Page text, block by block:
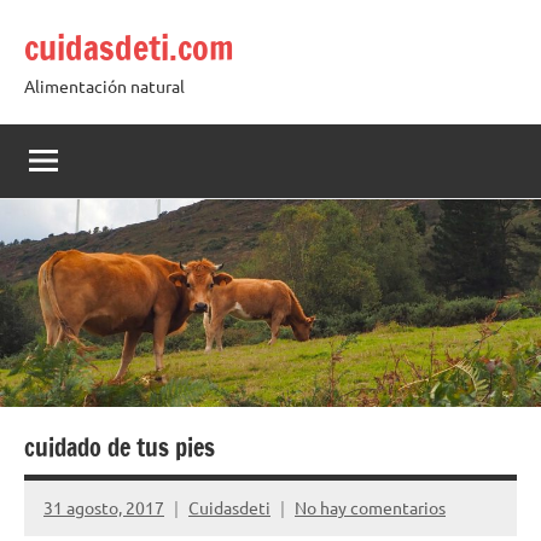
contenido
cuidasdeti.com
Alimentación natural
cuidado de tus pies
31 agosto, 2017 Cuidasdeti No hay comentarios